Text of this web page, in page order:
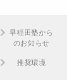
早稲田塾から
のお知らせ
推奨環境